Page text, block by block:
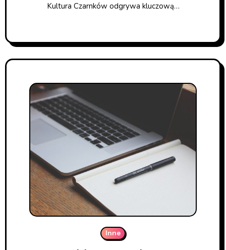
Kultura Czarnków odgrywa kluczową…
Inne